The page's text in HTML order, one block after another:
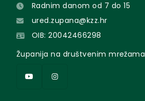
Radnim danom od 7 do 15
ured.zupana@kzz.hr
OIB: 20042466298
Županija na društvenim mrežama